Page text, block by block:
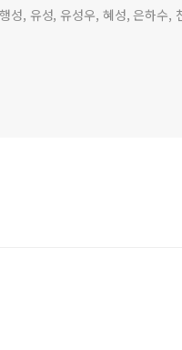
성, 유성, 유성우, 혜성, 은하수